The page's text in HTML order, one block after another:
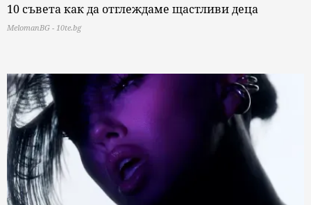
10 съвета как да отглеждаме щастливи деца
MelomanBG - 10te.bg